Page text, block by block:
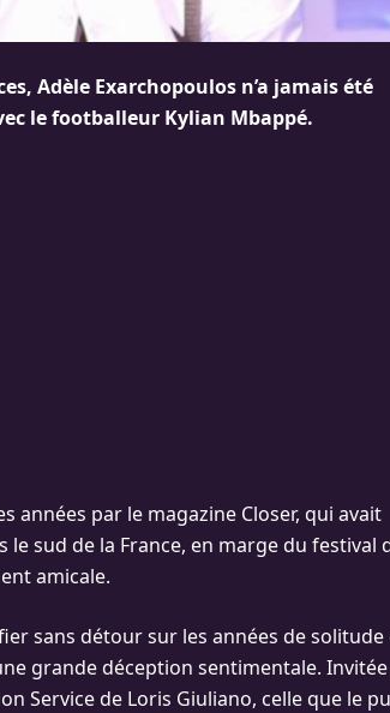
Adèle Exarchopoulos n’a jamais été
le footballeur Kylian Mbappé.
années par le magazine Closer, qui avait
le sud de la France, en marge du festival
amicale.
sans détour sur les années de solitude
grande déception sentimentale.
Service de Loris Giuliano, celle que le